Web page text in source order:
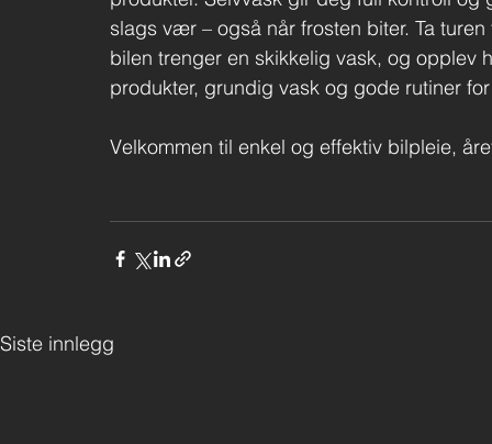
slags vær – også når frosten biter. Ta
bilen trenger en skikkelig vask, og
produkter, grundig vask og gode rutiner
Velkommen til enkel og effektiv bilpleie,
Siste innlegg